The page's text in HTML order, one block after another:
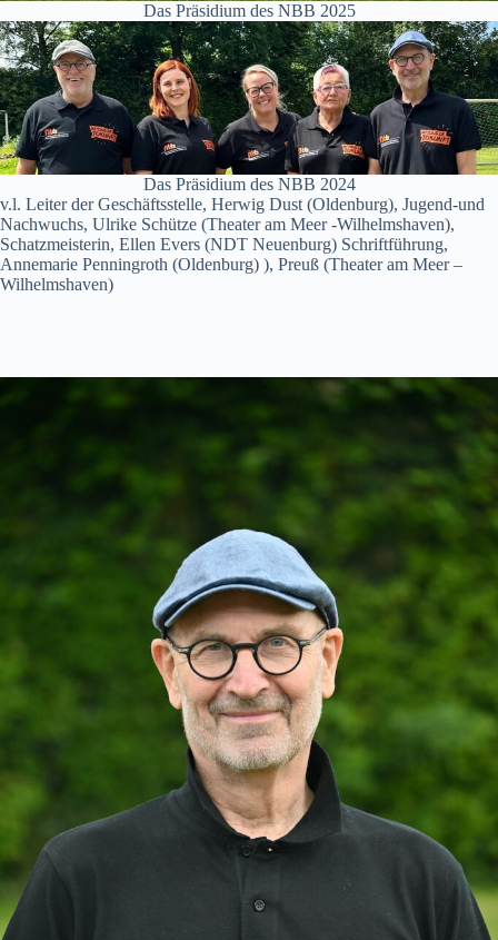
Das Präsidium des NBB 2025
Das Präsidium des NBB 2024
v.l. Leiter der Geschäftsstelle, Herwig Dust (Oldenburg), Jugend-und
Nachwuchs, Ulrike Schütze (Theater am Meer -Wilhelmshaven),
Schatzmeisterin, Ellen Evers (NDT Neuenburg) Schriftführung,
Annemarie Penningroth (Oldenburg) ), Preuß (Theater am Meer –
Wilhelmshaven)